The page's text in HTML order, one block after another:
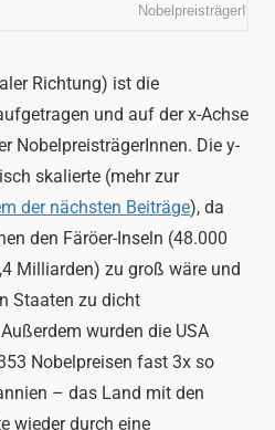
Richtung) ist die
und auf der x-Achse
NobelpreisträgerInnen. Die y-
skalierte (mehr zur
der nächsten Beiträge), da
den Färöer-Inseln (48.000
Milliarden) zu groß wäre und
Staaten zu dicht
wurden die USA
Nobelpreisen fast 3x so
– das Land mit den
wieder durch eine